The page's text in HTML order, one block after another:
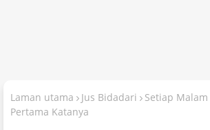
Laman utama Jus Bidadari
Setiap
Pertama Katanya